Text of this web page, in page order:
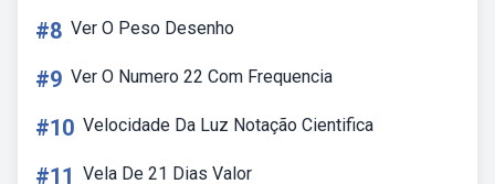
#8 Ver O Peso Desenho
#9 Ver O Numero 22 Com Frequencia
#10 Velocidade Da Luz Notação Cientifica
#11 Vela De 21 Dias Valor